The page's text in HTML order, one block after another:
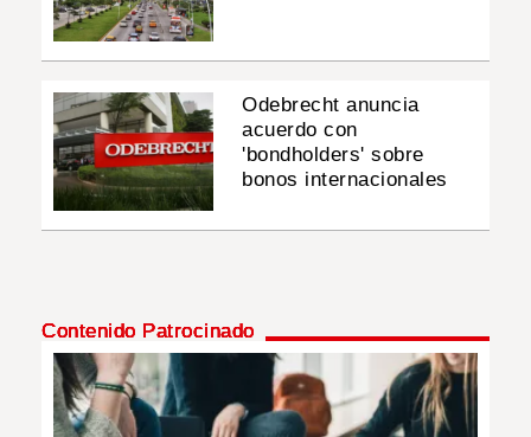
Odebrecht anuncia
acuerdo con
'bondholders' sobre
bonos internacionales
Contenido Patrocinado